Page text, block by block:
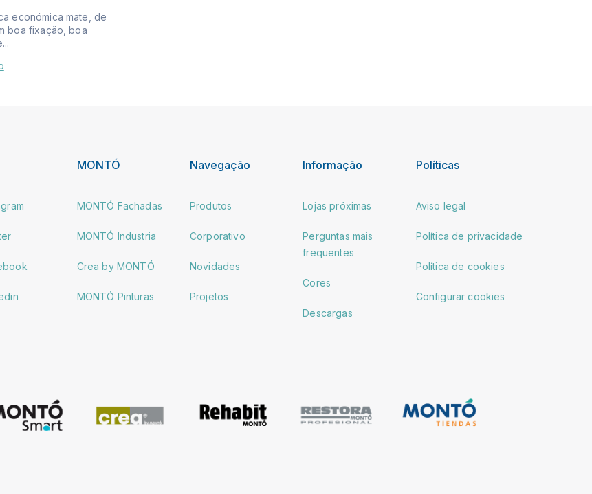
económica mate, de
boa fixação, boa
MONTÓ
MONTÓ Fachadas
MONTÓ Industria
Crea by MONTÓ
MONTÓ Pinturas
Navegação
Produtos
Corporativo
Novidades
Projetos
Informação
Lojas próximas
Perguntas mais
frequentes
Cores
Descargas
Políticas
Aviso legal
Política de privacidade
Política de cookies
Configurar cookies